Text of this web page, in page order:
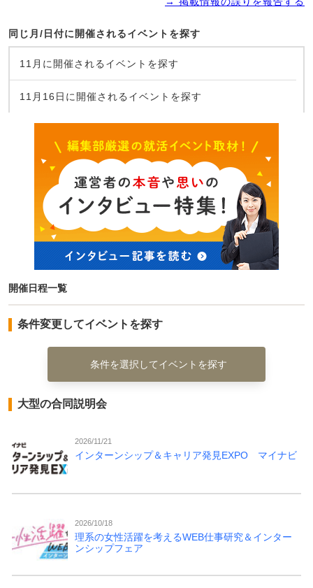
同じ月/日付に開催されるイベントを探す
11月に開催されるイベントを探す
11月16日に開催されるイベントを探す
開催日程一覧
条件変更してイベントを探す
条件を選択してイベントを探す
大型の合同説明会
2026/11/21
インターンシップ＆キャリア発見EXPO マイナビ
2026/10/18
理系の女性活躍を考えるWEB仕事研究＆インター
ンシップフェア